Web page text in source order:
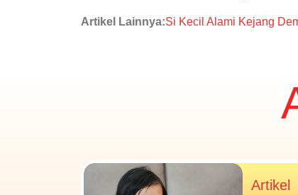
Artikel Lainnya:Si Kecil Alami Kejang
Artikel